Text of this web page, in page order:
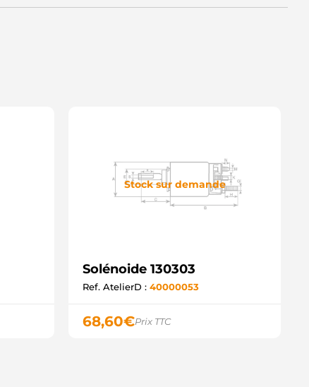
Stock sur demande
Solénoide 130303
Ref. AtelierD : 40000053
68,60€Prix TTC